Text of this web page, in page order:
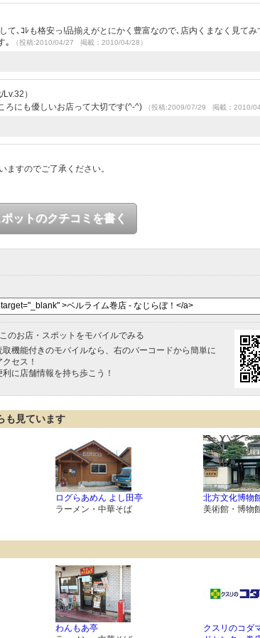
､ｺﾚも格安っ!品揃えがとにかく豊富なので､店内くまなく見てみ
｡
（投稿:2010/04/27 掲載：2010/04/28）
）
ろにも優しいお店って大切です(^-^)
（投稿:2009/07/29 掲載：2010/
ますのでご了承ください。
ットのクチコミを書く
このお店・スポットをモバイルでみる
取機能付きのモバイルなら、右のバーコードから簡単に
クセス！
利に店舗情報を持ち歩こう！
も見ています
ログらあめん よし田亭
ラーメン・中華そば
北方文化博物
美術館・博物
わんもあ亭
クスリのコダ